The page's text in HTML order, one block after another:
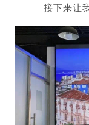
接下来让